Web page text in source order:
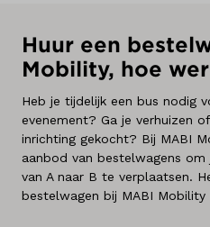
Huur een
Mobility, hoe
Heb je tijdelijk een bus nodig
evenement? Ga je verhuizen
inrichting gekocht? Bij MABI
aanbod van bestelwagens
van A naar B te verplaatsen.
bestelwagen bij MABI